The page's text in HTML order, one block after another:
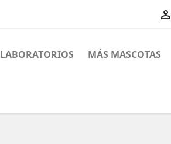

LABORATORIOS MÁS MASCOTAS